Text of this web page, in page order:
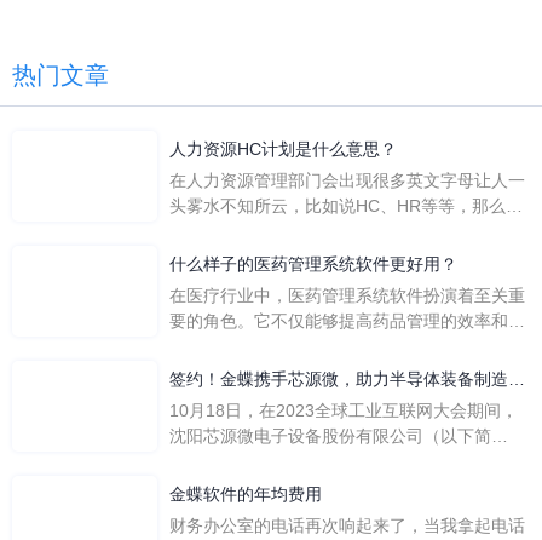
热门文章
人力资源HC计划是什么意思？
在人力资源管理部门会出现很多英文字母让人一
头雾水不知所云，比如说HC、HR等等，那么它
么呢？
什么样子的医药管理系统软件更好用？
在医疗行业中，医药管理系统软件扮演着至关重
要的角色。它不仅能够提高药品管理的效率和准
一个好用的医药管理系统软件应具备以下特点。
地进行操作。 复杂的
签约！金蝶携手芯源微，助力半导体装备制造领
先企业迈向世界
10月18日，在2023全球工业互联网大会期间，
沈阳芯源微电子设备股份有限公司（以下简
下简称“金蝶”）在辽宁沈阳签署战略合作协议。
金蝶软件的年均费用
财务办公室的电话再次响起来了，当我拿起电话